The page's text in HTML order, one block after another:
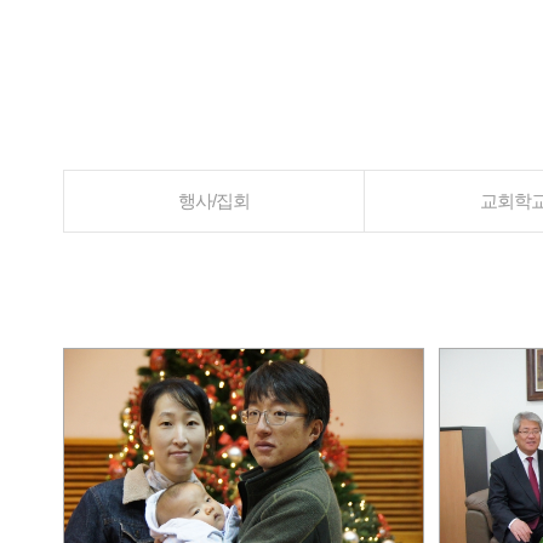
행사/집회 교회학